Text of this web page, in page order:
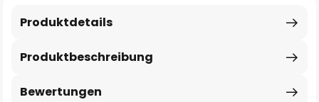
Produktbeschreibung
Produktdetails
Bewertungen